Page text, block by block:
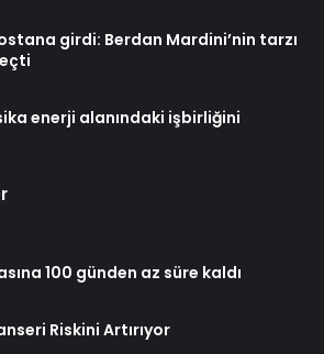
girdi: Berdan Mardini’nin tarzı
enerji alanındaki işbirliğini
100 günden az süre kaldı
Riskini Artırıyor